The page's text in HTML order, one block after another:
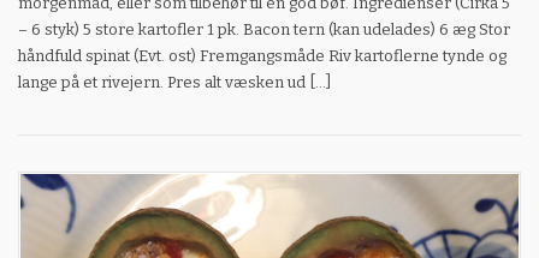
– 6 styk) 5 store kartofler 1 pk. Bacon tern (kan udelades) 6 æg Stor
håndfuld spinat (Evt. ost) Fremgangsmåde Riv kartoflerne tynde og
lange på et rivejern. Pres alt væsken ud […]